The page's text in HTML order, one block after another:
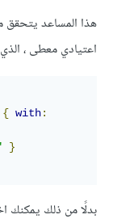
هذا المساعد يتحقق
اعتيادي معطى ،
{ with:
}